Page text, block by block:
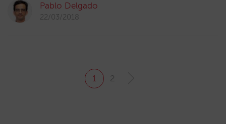
Pablo Delgado
22/03/2018
1 2